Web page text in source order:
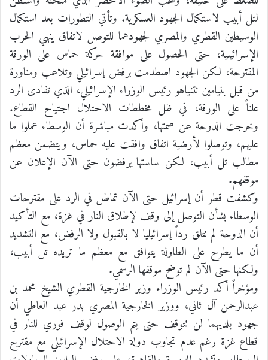
لتل أبيب لاستكمال الجهود العسكرية. وتأتي التطورات بعد استكمال
الوسيطين القطري والمصري لجهودهما للتوصل لاتفاق ينهي الحرب
الإسرائيلية، حتى الحصول على موافقة حركة حماس على الورقة
المقترحة، لكن الجهود اصطدمت برفض إسرائيلي وتلاعب ومناورة
من قبل بنيامين نتنياهو رئيس الوزراء الإسرائيلي، الذي تفادى الرد
علناً على الورقة، في ظل مخططات الاحتلال اجتياح القطاع.
وخرجت الدوحة عن صمتها، وأكدت مباشرة أن الوسطاء عملوا ما
عليهم، وتوصلوا لأرضية اتفاق وافقت عليه حماس، ويتضمن معظم
مطالب تل أبيب، لكن ساستها يرفضون حتى الآن الإعلان عن
موقفهم.
وكشفت قطر أن إسرائيل حتى الآن تماطل في الرد على مقترحات
الوسطاء بشأن التوصل إلى وقف لإطلاق النار في غزة، مع التأكيد
أن الدوحة لم تتلق رداً إسرائيليا لا بالقبول ولا الرفض، مع التشديد
أن ما يطرح على الطاولة يتوافق مع معظم ما تريده تل أبيب،
ولكنها حتى الآن لم توضح موقفها الرسمي.
ومؤخراً أكد رئيس الوزراء وزير الخارجية القطري الشيخ محمد بن
عبدالرحمن آل ثاني، ووزير الخارجية المصري بدر عبد العاطي أن
جهود بلديهما لن تتوقف حتى يتم الوصول لوقف فوري للنار في
قطاع غزة رغم عدم تجاوب دولة الاحتلال الإسرائيلي مع مقترح